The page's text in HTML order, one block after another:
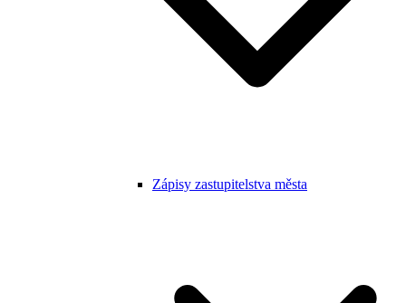
Zápisy zastupitelstva města